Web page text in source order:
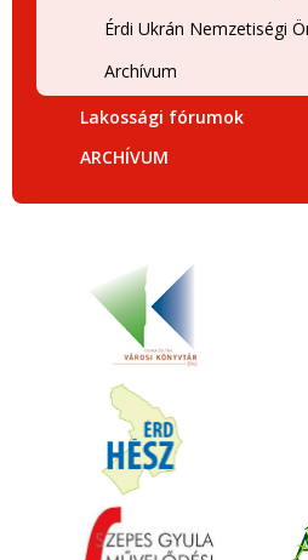
Érdi Ukrán Nemzetiségi
Archívum
Lakossági fórumok
ARCHÍVUM